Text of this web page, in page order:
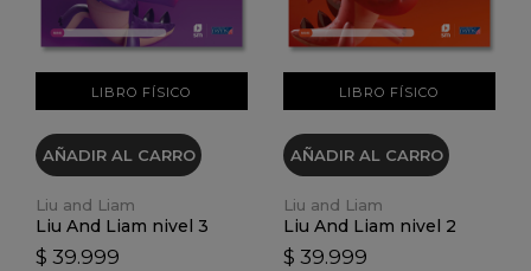
LIBRO FÍSICO
AÑADIR AL CARRO
Liu and Liam
Liu And Liam nivel 3
$ 39.999
LIBRO FÍSICO
AÑADIR AL CARRO
Liu and Liam
Liu And Liam nivel 2
$ 39.999